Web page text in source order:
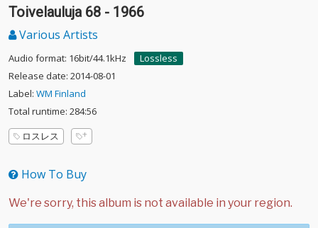
Toivelauluja 68 - 1966
Various Artists
Audio format: 16bit/44.1kHz
Lossless
Release date: 2014-08-01
Label: WM Finland
Total runtime: 284:56
ロスレス
How To Buy